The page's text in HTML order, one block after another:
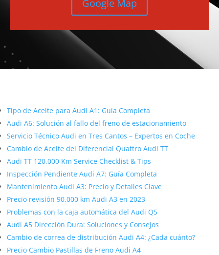
Google Map
Tipo de Aceite para Audi A1: Guía Completa
Audi A6: Solución al fallo del freno de estacionamiento
Servicio Técnico Audi en Tres Cantos – Expertos en Coche
Cambio de Aceite del Diferencial Quattro Audi TT
Audi TT 120,000 Km Service Checklist & Tips
Inspección Pendiente Audi A7: Guía Completa
Mantenimiento Audi A3: Precio y Detalles Clave
Precio revisión 90,000 km Audi A3 en 2023
Problemas con la caja automática del Audi Q5
Audi A5 Dirección Dura: Soluciones y Consejos
Cambio de correa de distribución Audi A4: ¿Cada cuánto?
Precio Cambio Pastillas de Freno Audi A4